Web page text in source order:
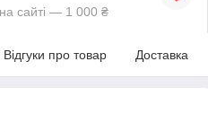
сайті — 1 000 ₴
Відгуки про товар Доставка